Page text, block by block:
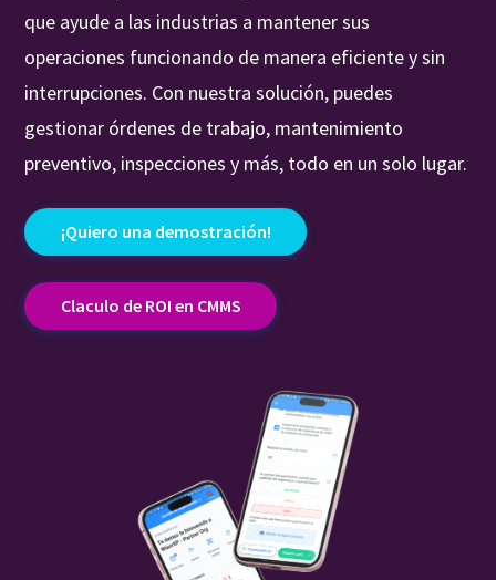
que ayude a las industrias a mantener sus
operaciones funcionando de manera eficiente y sin
interrupciones. Con nuestra solución, puedes
gestionar órdenes de trabajo, mantenimiento
preventivo, inspecciones y más, todo en un solo lugar.
¡Quiero una demostración!
Claculo de ROI en CMMS